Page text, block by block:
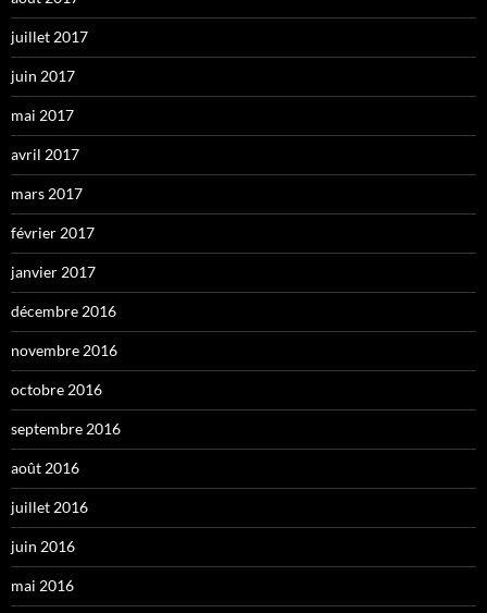
juillet 2017
juin 2017
mai 2017
avril 2017
mars 2017
février 2017
janvier 2017
décembre 2016
novembre 2016
octobre 2016
septembre 2016
août 2016
juillet 2016
juin 2016
mai 2016